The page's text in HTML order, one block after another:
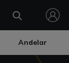
Andelar